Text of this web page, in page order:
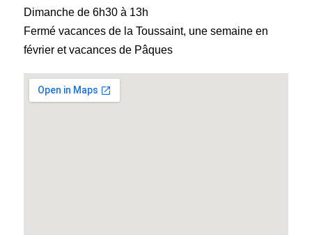
Dimanche de 6h30 à 13h
Fermé vacances de la Toussaint, une semaine en
février et vacances de Pâques